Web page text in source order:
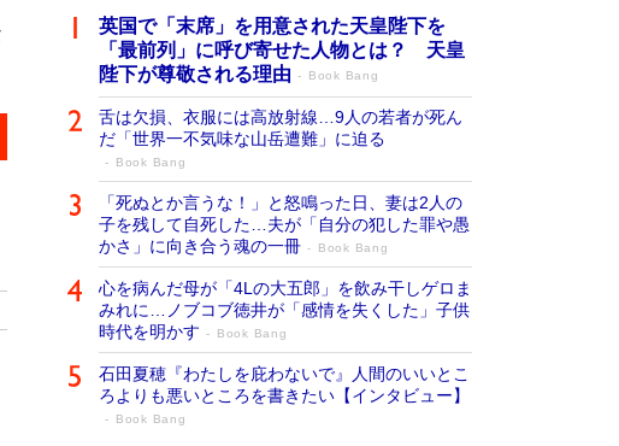
英国で「末席」を用意された天皇陛下を
「最前列」に呼び寄せた人物とは？ 天皇
陛下が尊敬される理由
Book Bang
舌は欠損、衣服には高放射線…9人の若者が死ん
だ「世界一不気味な山岳遭難」に迫る
Book Bang
「死ぬとか言うな！」と怒鳴った日、妻は2人の
子を残して自死した…夫が「自分の犯した罪や愚
かさ」に向き合う魂の一冊
Book Bang
心を病んだ母が「4Lの大五郎」を飲み干しゲロま
みれに…ノブコブ徳井が「感情を失くした」子供
時代を明かす
Book Bang
石田夏穂『わたしを庇わないで』人間のいいとこ
ろよりも悪いところを書きたい【インタビュー】
Book Bang